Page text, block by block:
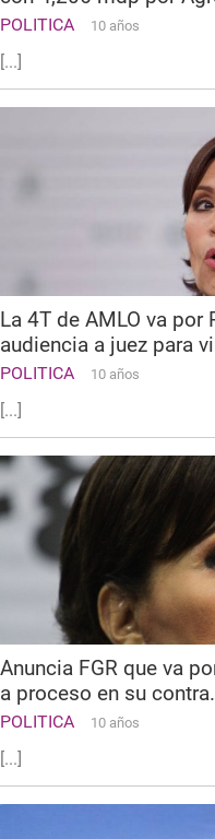
POLITICA 10 años
[...]
La 4T de AMLO va
audiencia a juez para
POLITICA 10 años
[...]
Anuncia FGR que va
a proceso en su contra.
POLITICA 10 años
[...]